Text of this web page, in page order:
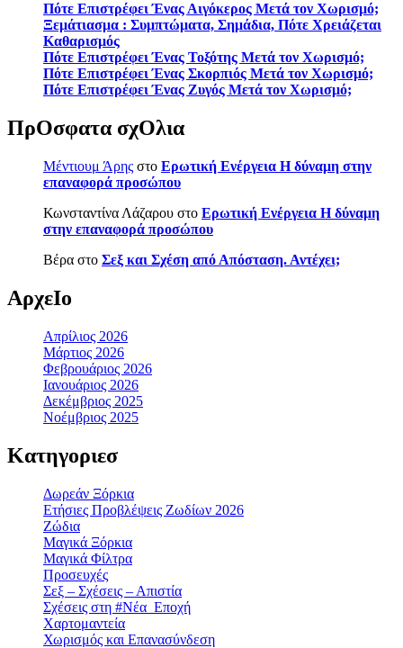
Πότε Επιστρέφει Ένας Αιγόκερος Μετά τον Χωρισμό;
Ξεμάτιασμα : Συμπτώματα, Σημάδια, Πότε Χρειάζεται
Καθαρισμός
Πότε Επιστρέφει Ένας Τοξότης Μετά τον Χωρισμό;
Πότε Επιστρέφει Ένας Σκορπιός Μετά τον Χωρισμό;
Πότε Επιστρέφει Ένας Ζυγός Μετά τον Χωρισμό;
ΠρΟσφατα σχΟλια
Μέντιουμ Άρης στο Ερωτική Ενέργεια Η δύναμη στην
επαναφορά προσώπου
Κωνσταντίνα Λάζαρου στο Ερωτική Ενέργεια Η δύναμη
στην επαναφορά προσώπου
Βέρα στο Σεξ και Σχέση από Απόσταση. Αντέχει;
ΑρχεΙο
Απρίλιος 2026
Μάρτιος 2026
Φεβρουάριος 2026
Ιανουάριος 2026
Δεκέμβριος 2025
Νοέμβριος 2025
Κατηγοριεσ
Δωρεάν Ξόρκια
Ετήσιες Προβλέψεις Ζωδίων 2026
Ζώδια
Μαγικά Ξόρκια
Μαγικά Φίλτρα
Προσευχές
Σεξ – Σχέσεις – Απιστία
Σχέσεις στη #Νέα_Εποχή
Χαρτομαντεία
Χωρισμός και Επανασύνδεση